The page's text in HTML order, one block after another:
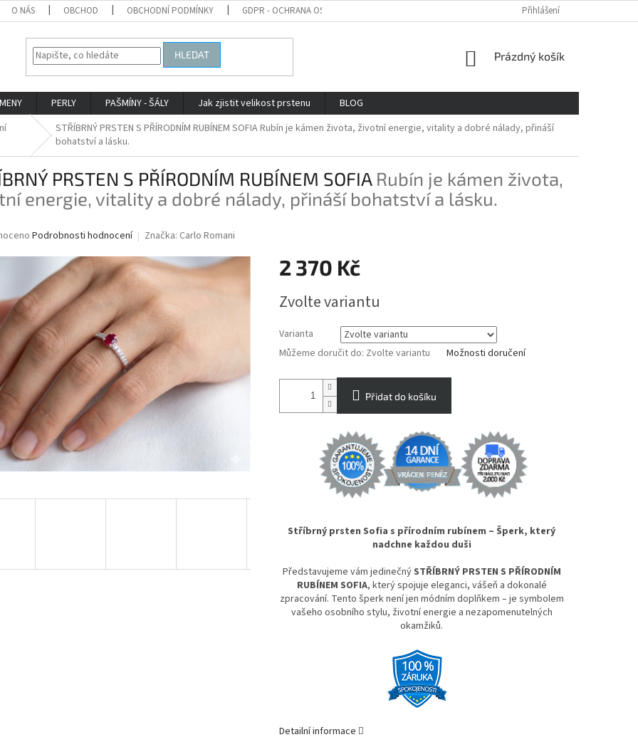
O NÁS OBCHOD OBCHODNÍ PODMÍNKY GDPR - OCHRANA OSOBNÍCH ÚDAJŮ VŠE O NÁKUPU
Přihlášení
HLEDAT
NÁKUPNÍ
Prázdný košík
PERLY PAŠMÍNY - ŠÁLY Jak zjistit velikost prstenu BLOG
STŘÍBRNÝ PRSTEN S PŘÍRODNÍM RUBÍNEM SOFIARubín je kámen života, životní energie, vitality a dobré nálady, přináší
bohatství a lásku.
PRSTEN S PŘÍRODNÍM RUBÍNEM SOFIA Rubín je kámen života,
energie, vitality a dobré nálady, přináší bohatství a lásku.
Podrobnosti hodnocení Značka: Carlo Romani
2 370 Kč
cena:
Zvolte variantu
Varianta
Můžeme doručit do: Zvolte variantu Možnosti doručení
Přidat do košíku
Stříbrný prsten Sofia s přírodním rubínem – Šperk, který
nadchne každou duši
Představujeme vám jedinečnýSTŘÍBRNÝ PRSTEN S PŘÍRODNÍM
RUBÍNEM SOFIA, který spojuje eleganci, vášeň a dokonalé
zpracování. Tento šperk není jen módním doplňkem – je symbolem
vašeho osobního stylu, životní energie a nezapomenutelných
okamžiků.
Detailní informace